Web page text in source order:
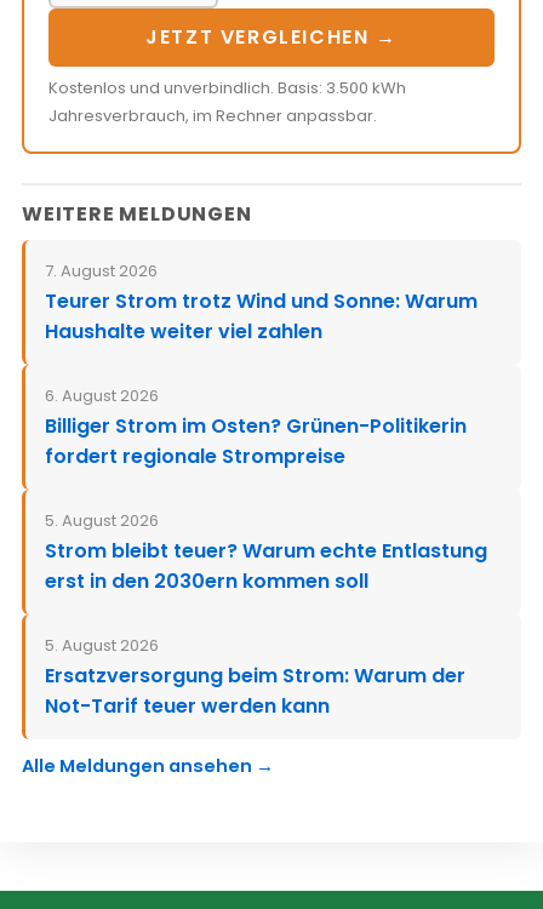
JETZT VERGLEICHEN →
Kostenlos und unverbindlich. Basis: 3.500 kWh
Jahresverbrauch, im Rechner anpassbar.
WEITERE MELDUNGEN
7. August 2026
Teurer Strom trotz Wind und Sonne: Warum
Haushalte weiter viel zahlen
6. August 2026
Billiger Strom im Osten? Grünen-Politikerin
fordert regionale Strompreise
5. August 2026
Strom bleibt teuer? Warum echte Entlastung
erst in den 2030ern kommen soll
5. August 2026
Ersatzversorgung beim Strom: Warum der
Not-Tarif teuer werden kann
Alle Meldungen ansehen →